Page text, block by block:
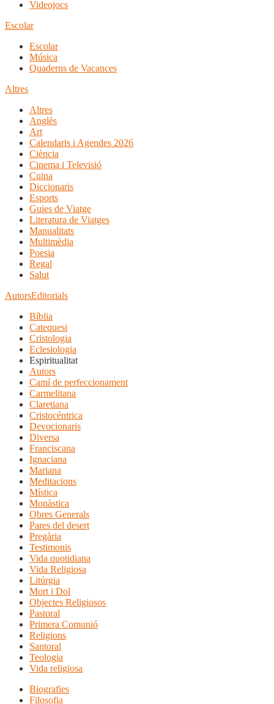
Videojocs
Escolar
Escolar
Música
Quaderns de Vacances
Altres
Altres
Anglès
Art
Calendaris i Agendes 2026
Ciència
Cinema i Televisió
Cuina
Diccionaris
Esports
Guies de Viatge
Literatura de Viatges
Manualitats
Multimèdia
Poesia
Regal
Salut
AutorsEditorials
Bíblia
Catequesi
Cristologia
Eclesiologia
Espiritualitat
Autors
Camí de perfeccionament
Carmelitana
Claretiana
Cristocéntrica
Devocionaris
Diversa
Franciscana
Ignaciana
Mariana
Meditacions
Mística
Monàstica
Obres Generals
Pares del desert
Pregària
Testimonis
Vida quotidiana
Vida Religiosa
Litúrgia
Mort i Dol
Objectes Religiosos
Pastoral
Primera Comunió
Religions
Santoral
Teologia
Vida religiosa
Biografies
Filosofia